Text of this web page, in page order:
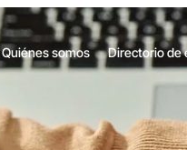
Quiénes somos Directorio de